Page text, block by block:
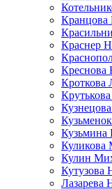
Кранцова
Краснер
Креснова
Кроткова
Кузьмина
Куликова
Кулин
Кутузова
Лазарева